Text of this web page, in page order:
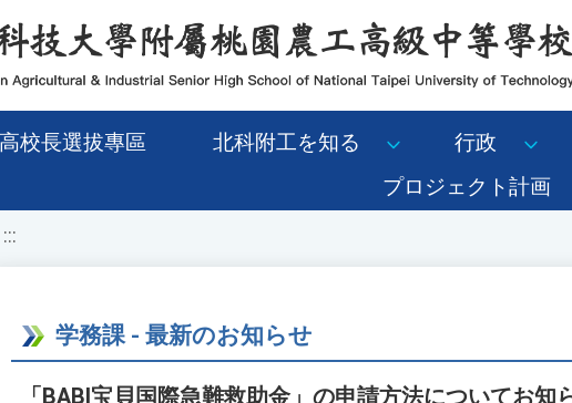
校長選拔專區 北科附工を知る 行政
プロジェクト計画
:::
学務課 - 最新のお知らせ
「BABI宝貝国際急難救助金」の申請方法についてお知